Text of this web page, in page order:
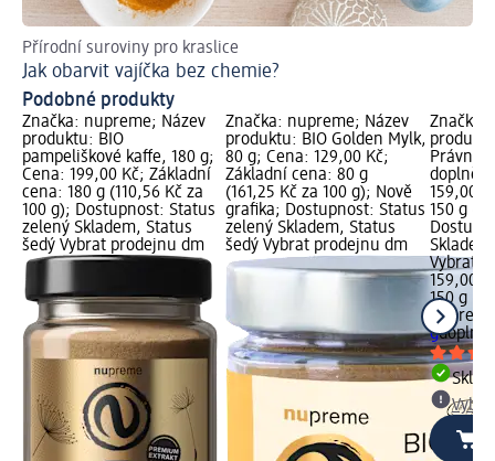
Přírodní suroviny pro kraslice
Jak obarvit vajíčka bez chemie?
Podobné produkty
Značka: nupreme; Název
produktu: BIO
pampeliškové kaffe, 180 g;
Cena: 199,00 Kč; Základní
cena: 180 g (110,56 Kč za
100 g); Dostupnost: Status
zelený Skladem, Status
šedý Vybrat prodejnu dm
Značka: nupreme; Název
produktu: BIO Golden Mylk,
80 g; Cena: 129,00 Kč;
Základní cena: 80 g
(161,25 Kč za 100 g); Nově
grafika; Dostupnost: Status
zelený Skladem, Status
šedý Vybrat prodejnu dm
Značka:
Právní
doplněk
159,00
150 g
Vybrat
159,00
150 g
g